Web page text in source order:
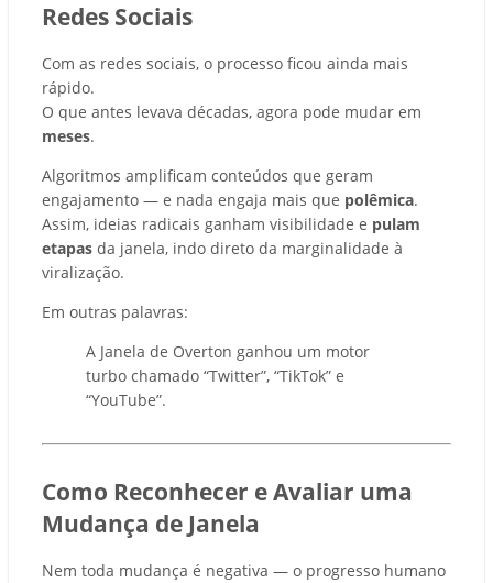
Redes Sociais
Com as redes sociais, o processo ficou ainda mais
rápido.
O que antes levava décadas, agora pode mudar em
meses.
Algoritmos amplificam conteúdos que geram
engajamento — e nada engaja mais que polêmica.
Assim, ideias radicais ganham visibilidade e pulam
etapas da janela, indo direto da marginalidade à
viralização.
Em outras palavras:
A Janela de Overton ganhou um motor
turbo chamado “Twitter”, “TikTok” e
“YouTube”.
Como Reconhecer e Avaliar uma
Mudança de Janela
Nem toda mudança é negativa — o progresso humano